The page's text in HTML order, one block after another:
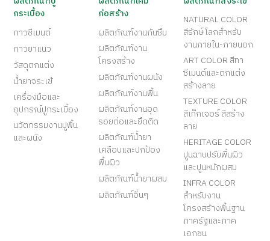
กระเบื้อง
กาวซีเมนต์
กาวยาแนว
วัสดุตกแต่ง
น้ำยาจระเข้
เครื่องมือและ
อุปกรณ์ปูกระเบื้อง
นวัตกรรมงานปูพื้น
และผนัง
ก่อสร้าง
ผลิตภัณฑ์งานกันซึม
ผลิตภัณฑ์งาน
โครงสร้าง
ผลิตภัณฑ์งานผนัง
ผลิตภัณฑ์งานพื้น
ผลิตภัณฑ์งานอุด
รอยต่อและยึดติด
ผลิตภัณฑ์น้ำยา
เคลือบและปกป้อง
พื้นผิว
ผลิตภัณฑ์น้ำยาผสม
ผลิตภัณฑ์อื่นๆ
NATURAL COLOR
สีรักษ์โลกสำหรับ
งานภายใน-ภายนอก
ART COLOR สีทา
ซีเมนต์และตกแต่ง
สร้างลาย
TEXTURE COLOR
สีเท็กเจอร์ สีสร้าง
ลาย
HERITAGE COLOR
ปูนฉาบปรับพื้นผิว
และปูนหมักผสม
INFRA COLOR
สำหรับงาน
โครงสร้างพื้นฐาน
ภาครัฐและภาค
เอกชน